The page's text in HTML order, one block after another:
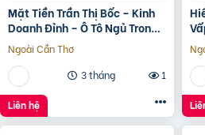
Mặt Tiền Trần Thị Bốc – Kinh
Doanh Đỉnh – Ô Tô Ngủ Trong
Nhà
Ngoài Cần Thơ
3 tháng
1
Liên hệ
–